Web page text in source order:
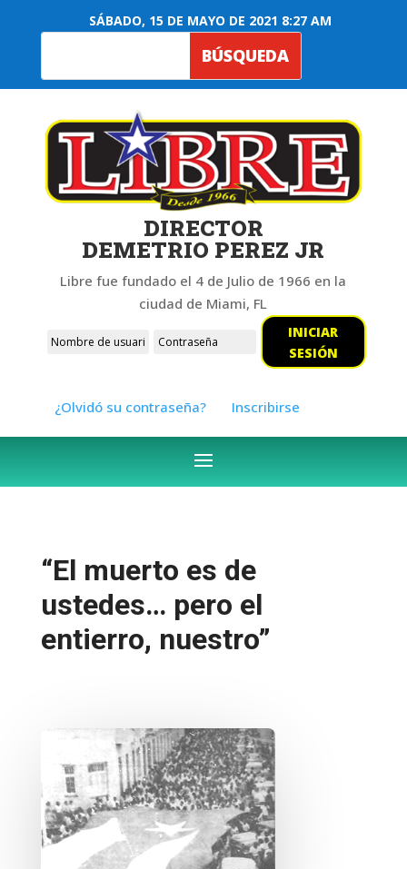
SÁBADO, 15 DE MAYO DE 2021 8:27 AM
DIRECTOR
DEMETRIO PEREZ JR
Libre fue fundado el 4 de Julio de 1966 en la
ciudad de Miami, FL
INICIAR
SESIÓN
¿Olvidó su contraseña? Inscribirse
“El muerto es de
ustedes… pero el
entierro, nuestro”